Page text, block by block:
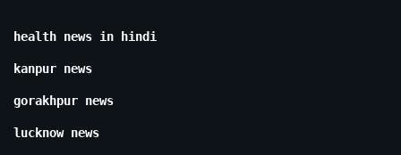
health news in hindi
kanpur news
gorakhpur news
lucknow news